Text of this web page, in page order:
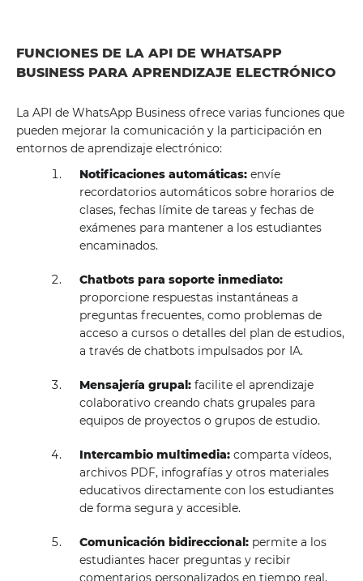
FUNCIONES DE LA API DE WHATSAPP
BUSINESS PARA APRENDIZAJE ELECTRÓNICO
La API de WhatsApp Business ofrece varias funciones que
pueden mejorar la comunicación y la participación en
entornos de aprendizaje electrónico:
Notificaciones automáticas: envíe
recordatorios automáticos sobre horarios de
clases, fechas límite de tareas y fechas de
exámenes para mantener a los estudiantes
encaminados.
Chatbots para soporte inmediato:
proporcione respuestas instantáneas a
preguntas frecuentes, como problemas de
acceso a cursos o detalles del plan de estudios,
a través de chatbots impulsados ​​por IA.
Mensajería grupal: facilite el aprendizaje
colaborativo creando chats grupales para
equipos de proyectos o grupos de estudio.
Intercambio multimedia: comparta vídeos,
archivos PDF, infografías y otros materiales
educativos directamente con los estudiantes
de forma segura y accesible.
Comunicación bidireccional: permite a los
estudiantes hacer preguntas y recibir
comentarios personalizados en tiempo real,